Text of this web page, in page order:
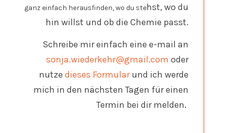
ganz einfach herausfinden, wo du stehst, wo du
hin willst und ob die Chemie passt.
Schreibe mir einfach eine e-mail an
sonja.wiederkehr@gmail.com oder
nutzedieses Formularund ich werde
mich in den nächsten Tagen für einen
Termin bei dir melden.